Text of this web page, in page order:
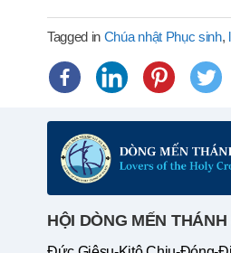
Tagged in Chúa nhật Phục sinh,
HỘI DÒNG MẾN THÁNH